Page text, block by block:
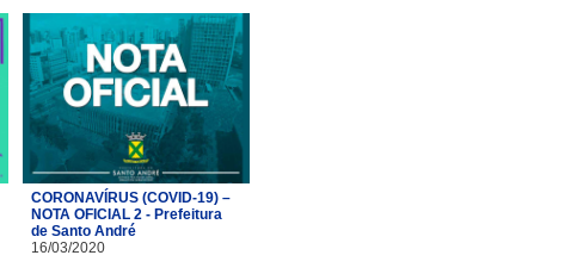
CORONAVÍRUS (COVID-19) –
NOTA OFICIAL 2 - Prefeitura
de Santo André
16/03/2020